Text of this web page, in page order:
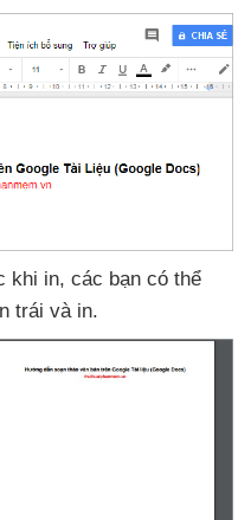
khi in, các bạn có thể
trái và in.